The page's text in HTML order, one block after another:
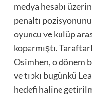
medya hesabı
penaltı
oyuncu ve kulüp
koparmıştı.
Osimhen, o dönem
ve tıpkı bugünkü
hedefi haline